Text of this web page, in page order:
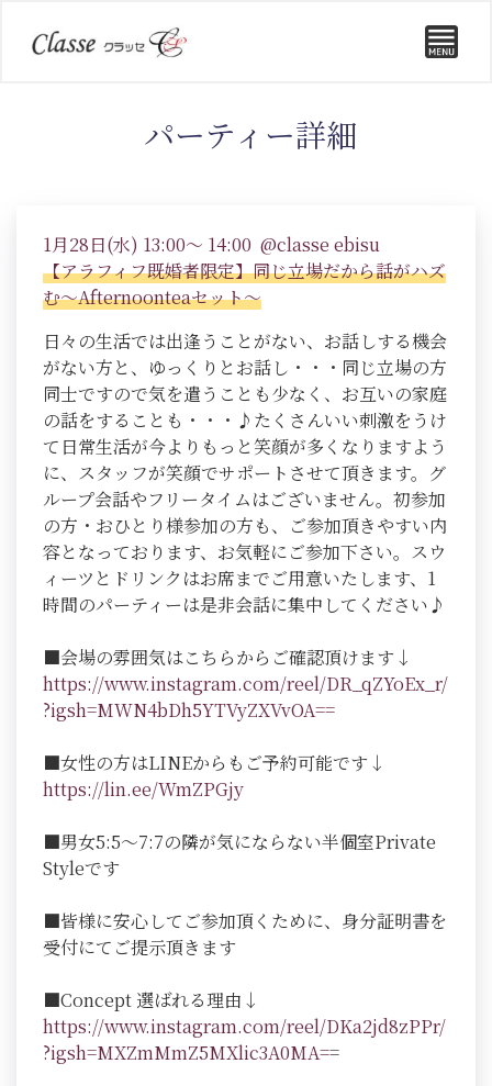
パーティー詳細
1月28日(水) 13:00～ 14:00 @classe ebisu
【アラフィフ既婚者限定】同じ立場だから話がハズ
む～Afternoonteaセット～
日々の生活では出逢うことがない、お話しする機会
がない方と、ゆっくりとお話し・・・同じ立場の方
同士ですので気を遣うことも少なく、お互いの家庭
の話をすることも・・・♪たくさんいい刺激をうけ
て日常生活が今よりもっと笑顔が多くなりますよう
に、スタッフが笑顔でサポートさせて頂きます。グ
ループ会話やフリータイムはございません。初参加
の方・おひとり様参加の方も、ご参加頂きやすい内
容となっております、お気軽にご参加下さい。スウ
ィーツとドリンクはお席までご用意いたします、1
時間のパーティーは是非会話に集中してください♪
■会場の雰囲気はこちらからご確認頂けます↓
https://www.instagram.com/reel/DR_qZYoEx_r/
?igsh=MWN4bDh5YTVyZXVvOA==
■女性の方はLINEからもご予約可能です↓
https://lin.ee/WmZPGjy
■男女5:5～7:7の隣が気にならない半個室Private
Styleです
■皆様に安心してご参加頂くために、身分証明書を
受付にてご提示頂きます
■Concept 選ばれる理由↓
https://www.instagram.com/reel/DKa2jd8zPPr/
?igsh=MXZmMmZ5MXlic3A0MA==